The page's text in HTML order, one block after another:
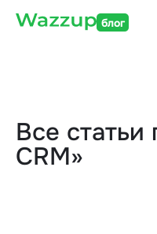
блог
Все статьи
CRM»